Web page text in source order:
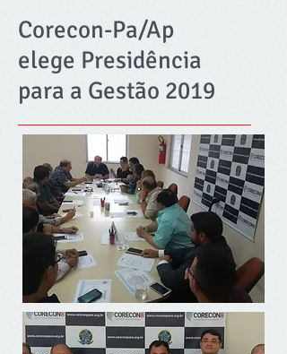
Corecon-Pa/Ap
elege Presidência
para a Gestão 2019